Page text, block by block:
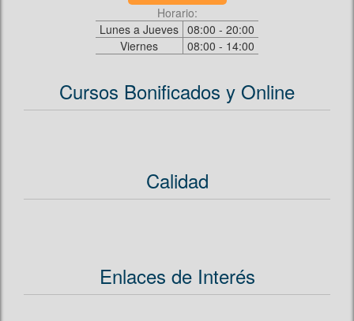
Horario:
Lunes a Jueves 08:00 - 20:00
Viernes
08:00 - 14:00
Cursos Bonificados y Online
Calidad
Enlaces de Interés